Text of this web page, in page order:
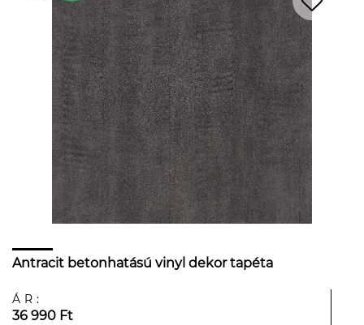
Antracit betonhatású vinyl dekor tapéta
ÁR:
36 990 Ft